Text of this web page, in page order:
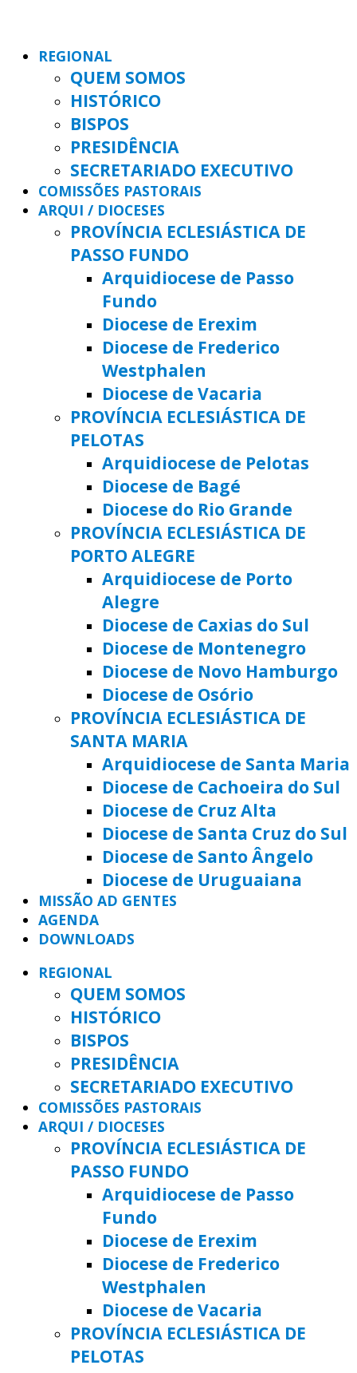
REGIONAL
QUEM SOMOS
HISTÓRICO
BISPOS
PRESIDÊNCIA
SECRETARIADO EXECUTIVO
COMISSÕES PASTORAIS
ARQUI / DIOCESES
PROVÍNCIA ECLESIÁSTICA DE
PASSO FUNDO
Arquidiocese de Passo
Fundo
Diocese de Erexim
Diocese de Frederico
Westphalen
Diocese de Vacaria
PROVÍNCIA ECLESIÁSTICA DE
PELOTAS
Arquidiocese de Pelotas
Diocese de Bagé
Diocese do Rio Grande
PROVÍNCIA ECLESIÁSTICA DE
PORTO ALEGRE
Arquidiocese de Porto
Alegre
Diocese de Caxias do Sul
Diocese de Montenegro
Diocese de Novo Hamburgo
Diocese de Osório
PROVÍNCIA ECLESIÁSTICA DE
SANTA MARIA
Arquidiocese de Santa Maria
Diocese de Cachoeira do Sul
Diocese de Cruz Alta
Diocese de Santa Cruz do Sul
Diocese de Santo Ângelo
Diocese de Uruguaiana
MISSÃO AD GENTES
AGENDA
DOWNLOADS
REGIONAL
QUEM SOMOS
HISTÓRICO
BISPOS
PRESIDÊNCIA
SECRETARIADO EXECUTIVO
COMISSÕES PASTORAIS
ARQUI / DIOCESES
PROVÍNCIA ECLESIÁSTICA DE
PASSO FUNDO
Arquidiocese de Passo
Fundo
Diocese de Erexim
Diocese de Frederico
Westphalen
Diocese de Vacaria
PROVÍNCIA ECLESIÁSTICA DE
PELOTAS